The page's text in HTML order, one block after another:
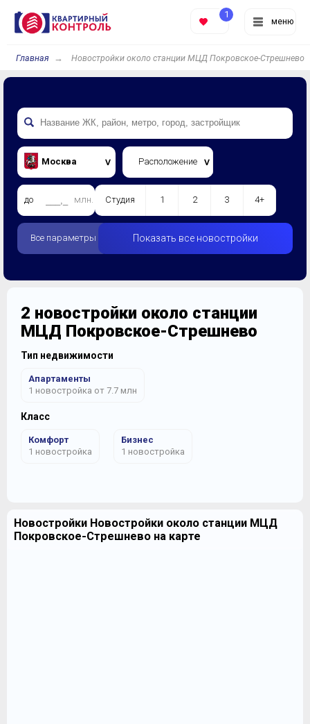
меню
1
Главная Новостройки около станции МЦД Покровское-Стрешнево
Москва Расположение
до млн. Студия 1 2 3 4+
Все параметры Показать все новостройки
2 новостройки около станции
МЦД Покровское-Стрешнево
Тип недвижимости
Апартаменты
1 новостройка от 7.7 млн
Класс
Комфорт
1 новостройка
Бизнес
1 новостройка
Новостройки Новостройки около станции МЦД
Покровское-Стрешнево на карте